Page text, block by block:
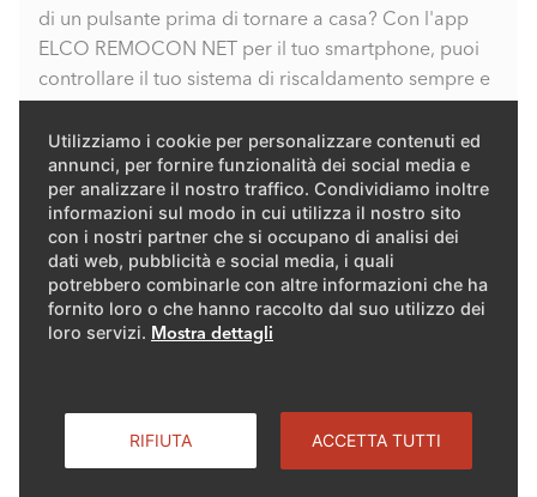
Utilizziamo i cookie per personalizzare contenuti ed
annunci, per fornire funzionalità dei social media e
per analizzare il nostro traffico. Condividiamo inoltre
informazioni sul modo in cui utilizza il nostro sito
con i nostri partner che si occupano di analisi dei
dati web, pubblicità e social media, i quali
potrebbero combinarle con altre informazioni che ha
fornito loro o che hanno raccolto dal suo utilizzo dei
loro servizi. Mostra dettagli
RIFIUTA ACCETTA TUTTI
di un pulsante prima di tornare a casa? Con l'app
ELCO REMOCON NET per il tuo smartphone, puoi
controllare il tuo sistema di riscaldamento sempre e
ovunque. Regola le impostazioni per un consumo
energetico ottimale e la riduzione dei costi.
ULTERIORI INFORMAZIONI SU REMOCON NET